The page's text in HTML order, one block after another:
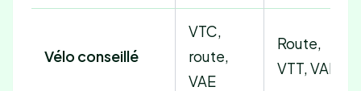
Vélo conseillé
VTC,
route,
VAE
Route,
VTT, VAE